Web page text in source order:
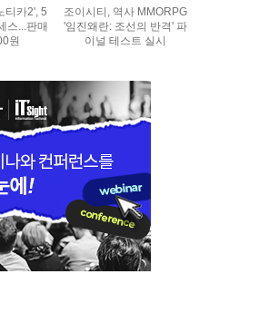
티카2', 5
스...판매
원
조이시티, 역사 MMORPG
'임진왜란: 조선의 반격' 파
이널 테스트 실시